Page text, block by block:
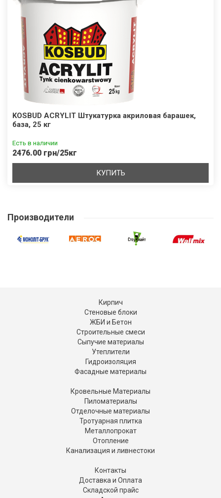
KOSBUD ACRYLIT Штукатурка акриловая барашек,
база, 25 кг
Есть в наличии
2476.00 грн/25кг
КУПИТЬ
Производители
Кирпич
Стеновые блоки
ЖБИ и Бетон
Строительные смеси
Сыпучие материалы
Утеплители
Гидроизоляция
Фасадные материалы
Кровельные Материалы
Пиломатериалы
Отделочные материалы
Тротуарная плитка
Металлопрокат
Отопление
Канализация и ливнестоки
Контакты
Доставка и Оплата
Складской прайс